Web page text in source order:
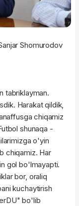
Shomurodov
tabriklayman.
Harakat qildik,
chiqamiz
shunaqa -
o'yin
chiqamiz. Har
gol bo'lmayapti.
bor, oraliq
kuchaytirish
bo'lib